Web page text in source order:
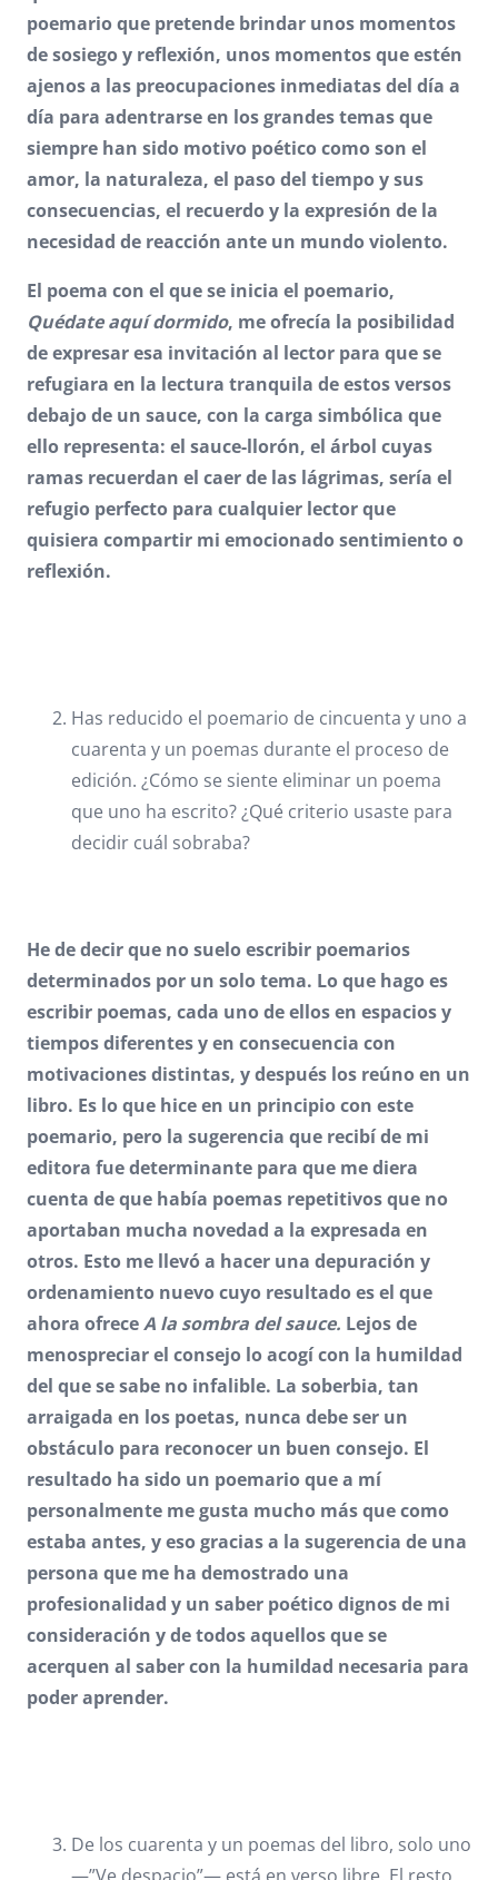
poemario que pretende brindar unos momentos
de sosiego y reflexión, unos momentos que estén
ajenos a las preocupaciones inmediatas del día a
día para adentrarse en los grandes temas que
siempre han sido motivo poético como son el
amor, la naturaleza, el paso del tiempo y sus
consecuencias, el recuerdo y la expresión de la
necesidad de reacción ante un mundo violento.
El poema con el que se inicia el poemario,
Quédate aquí dormido, me ofrecía la posibilidad
de expresar esa invitación al lector para que se
refugiara en la lectura tranquila de estos versos
debajo de un sauce, con la carga simbólica que
ello representa: el sauce-llorón, el árbol cuyas
ramas recuerdan el caer de las lágrimas, sería el
refugio perfecto para cualquier lector que
quisiera compartir mi emocionado sentimiento o
reflexión.
Has reducido el poemario de cincuenta y uno a
cuarenta y un poemas durante el proceso de
edición. ¿Cómo se siente eliminar un poema
que uno ha escrito? ¿Qué criterio usaste para
decidir cuál sobraba?
He de decir que no suelo escribir poemarios
determinados por un solo tema. Lo que hago es
escribir poemas, cada uno de ellos en espacios y
tiempos diferentes y en consecuencia con
motivaciones distintas, y después los reúno en un
libro. Es lo que hice en un principio con este
poemario, pero la sugerencia que recibí de mi
editora fue determinante para que me diera
cuenta de que había poemas repetitivos que no
aportaban mucha novedad a la expresada en
otros. Esto me llevó a hacer una depuración y
ordenamiento nuevo cuyo resultado es el que
ahora ofreceA la sombra del sauce. Lejos de
menospreciar el consejo lo acogí con la humildad
del que se sabe no infalible. La soberbia, tan
arraigada en los poetas, nunca debe ser un
obstáculo para reconocer un buen consejo. El
resultado ha sido un poemario que a mí
personalmente me gusta mucho más que como
estaba antes, y eso gracias a la sugerencia de una
persona que me ha demostrado una
profesionalidad y un saber poético dignos de mi
consideración y de todos aquellos que se
acerquen al saber con la humildad necesaria para
poder aprender.
De los cuarenta y un poemas del libro, solo uno